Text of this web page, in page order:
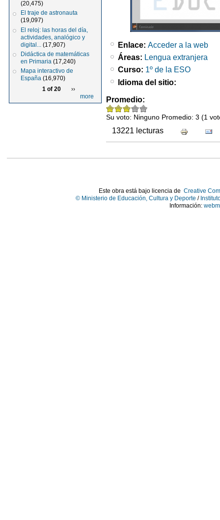
(20,475)
El traje de astronauta
(19,097)
El reloj: las horas del día,
actividades, analógico y
digital...
(17,907)
Didáctica de matemáticas
en Primaria (17,240)
Mapa interactivo de
España (16,970)
1 of 20
››
more
Enlace:Acceder a la web
Áreas: Lengua extranjera
Curso: 1º de la ESO
Idioma del sitio:
Promedio:
Su voto: Ninguno Promedio:3 (1
13221 lecturas
Este obra está bajo licencia de Creative
© Ministerio de Educación, Cultura y Deporte /
Información: